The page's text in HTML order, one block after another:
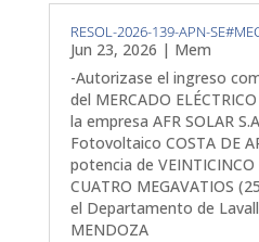
RESOL-2026-139-APN-
Jun 23, 2026 | Mem
-Autorizase el ingreso
del MERCADO
la empresa AFR SOLAR
Fotovoltaico COSTA DE
potencia de VEINTICINCO
CUATRO MEGAVATIOS
el Departamento de
MENDOZA